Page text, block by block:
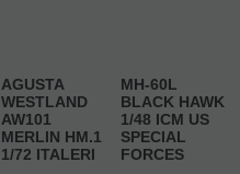
AGUSTA
WESTLAND
AW101
MERLIN HM.1
1/72 ITALERI
MH-60L
BLACK HAWK
1/48 ICM US
SPECIAL
FORCES